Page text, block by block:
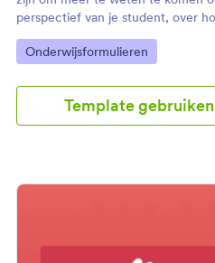
perspectief van je student, over
cursus hebben ervaren, waarmee je
studenten de cursus en het
sjabloon van het cursus
is de indruk dat u een enquête
maar dit zal ook goed werken als
plaatsgevonden.
Go to Category:
Onderwijsformulieren
Template gebruiken